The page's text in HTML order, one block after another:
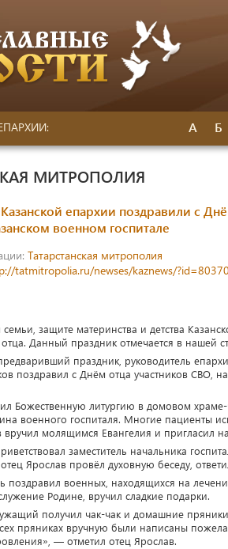
А Б
МИТРОПОЛИЯ
епархии поздравили с
военном госпитале
Татарстанская митрополия
tatmitropolia.ru/newses/kaznews/?id=80370
защите материнства и детства
Данный праздник отмечается в нашей
праздник, руководитель
поздравил с Днём отца участников СВО,
Божественную литургию в домовом храме-
военного госпиталя. Многие пациенты
молящимся Евангелия и пригласил
заместитель начальника
Ярослав провёл духовную беседу,
поздравил военных, находящихся на
Родине, вручил сладкие подарки.
получил чак-чак и домашние
пряниках вручную были написаны
— отметил отец Ярослав.